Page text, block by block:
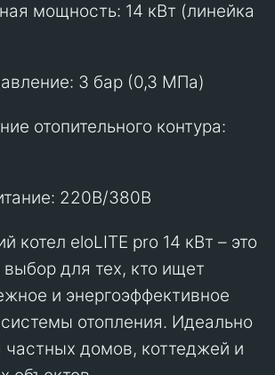
мощность: 14 кВт (линейка
3 бар (0,3 МПа)
отопительного контура:
220В/380В
котел eloLITE pro 14 кВт – это
для тех, кто ищет
и энергоэффективное
отопления. Идеально
частных домов, коттеджей и